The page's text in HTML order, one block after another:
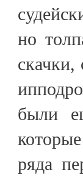
но
были
ряда